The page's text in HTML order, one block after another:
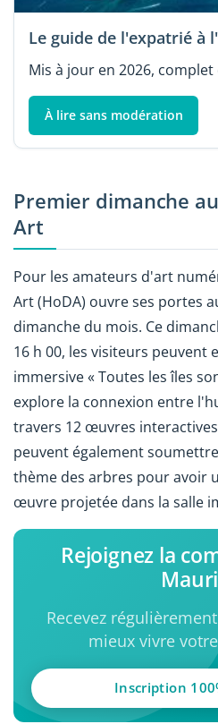
Le guide de l'expatrié à
Mis à jour en 2026,
À lire sans modération
Premier dimanche
Art
Pour les amateurs d'art
Art (HoDA) ouvre ses portes
dimanche du mois. Ce
16 h 00, les visiteurs peuvent
immersive « Toutes les îles
explore la connexion entre
travers 12 œuvres
peuvent également
thème des arbres pour avoir
œuvre projetée dans la salle
Rejoignez la
Recevez
mieux vivre
Inscription